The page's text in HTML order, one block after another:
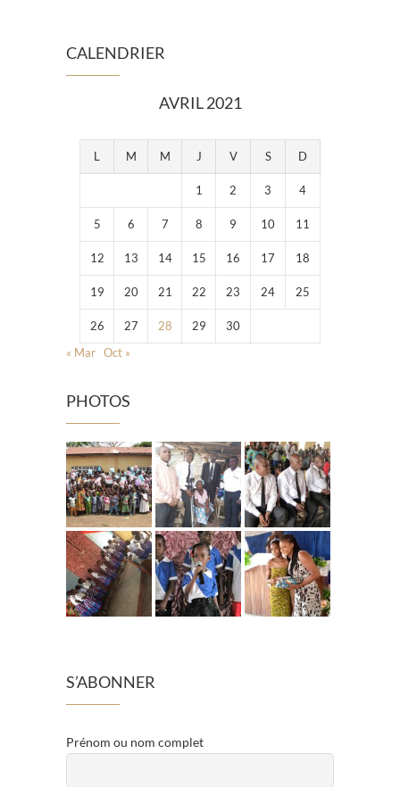
CALENDRIER
AVRIL 2021
L M M J V S D
1 2 3 4
5 6 7 8 9 10 11
12 13 14 15 16 17 18
19 20 21 22 23 24 25
26 27 28 29
30
« Mar Oct »
PHOTOS
S’ABONNER
Prénom ou nom complet